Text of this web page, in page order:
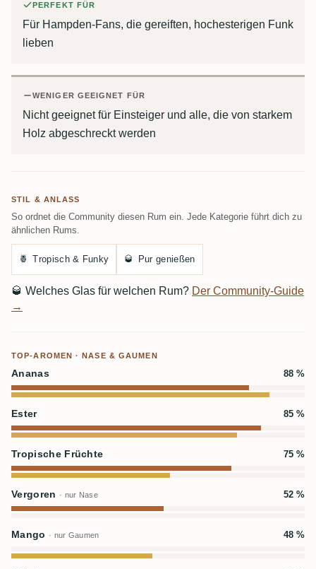
PERFEKT FÜR
Für Hampden-Fans, die gereiften, hochesterigen Funk
lieben
WENIGER GEEIGNET FÜR
Nicht geeignet für Einsteiger und alle, die von starkem
Holz abgeschreckt werden
STIL & ANLASS
So ordnet die Community diesen Rum ein. Jede Kategorie führt dich zu
ähnlichen Rums.
🍍 Tropisch & Funky 🥃 Pur genießen
🥃 Welches Glas für welchen Rum? Der Community-Guide
→
TOP-AROMEN · NASE & GAUMEN
Ananas 88 %
Ester 85 %
Tropische Früchte 75 %
Vergoren · nur Nase 52 %
Mango · nur Gaumen 48 %